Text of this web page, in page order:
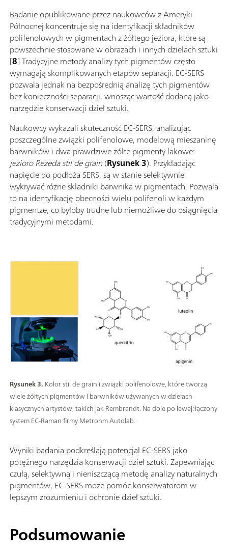
Badanie opublikowane przez naukowców z Ameryki
Północnej koncentruje się na identyfikacji składników
polifenolowych w pigmentach z żółtego jeziora, które są
powszechnie stosowane w obrazach i innych dziełach sztuki
[8] Tradycyjne metody analizy tych pigmentów często
wymagają skomplikowanych etapów separacji. EC-SERS
pozwala jednak na bezpośrednią analizę tych pigmentów
bez konieczności separacji, wnosząc wartość dodaną jako
narzędzie konserwacji dzieł sztuki.
Naukowcy wykazali skuteczność EC-SERS, analizując
poszczególne związki polifenolowe, modelową mieszaninę
barwników i dwa prawdziwe żółte pigmenty lakowe:
jezioro Rezeda stil de grain(Rysunek 3). Przykładając
napięcie do podłoża SERS, są w stanie selektywnie
wykrywać różne składniki barwnika w pigmentach. Pozwala
to na identyfikację obecności wielu polifenoli w każdym
pigmentze, co byłoby trudne lub niemożliwe do osiągnięcia
tradycyjnymi metodami.
Rysunek 3. Kolor stil de grain i związki polifenolowe, które tworzą
wiele żółtych pigmentów i barwników używanych w dziełach
klasycznych artystów, takich jak Rembrandt. Na dole po lewej: łączony
system EC-Raman firmy Metrohm Autolab.
Wyniki badania podkreślają potencjał EC-SERS jako
potężnego narzędzia konserwacji dzieł sztuki. Zapewniając
czułą, selektywną i nieniszczącą metodę analizy naturalnych
pigmentów, EC-SERS może pomóc konserwatorom w
lepszym zrozumieniu i ochronie dzieł sztuki.
Podsumowanie